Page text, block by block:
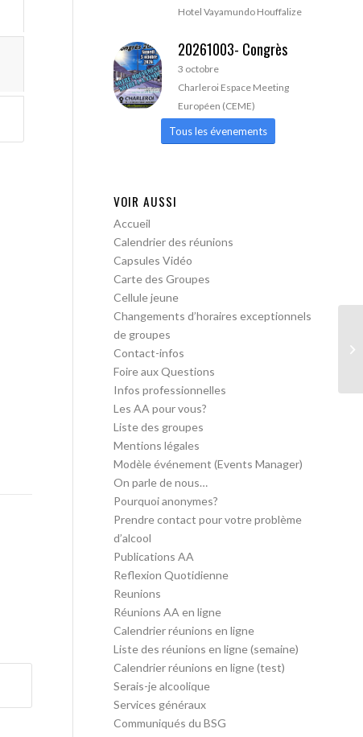
Hotel Vayamundo Houffalize
20261003- Congrès
3 octobre
Charleroi Espace Meeting
Européen (CEME)
Tous les évenements
VOIR AUSSI
Accueil
Calendrier des réunions
Capsules Vidéo
Carte des Groupes
Cellule jeune
Changements d’horaires exceptionnels
de groupes
Contact-infos
Foire aux Questions
Infos professionnelles
Les AA pour vous?
Liste des groupes
Mentions légales
Modèle événement (Events Manager)
On parle de nous…
Pourquoi anonymes?
Prendre contact pour votre problème
d’alcool
Publications AA
Reflexion Quotidienne
Reunions
Réunions AA en ligne
Calendrier réunions en ligne
Liste des réunions en ligne (semaine)
Calendrier réunions en ligne (test)
Serais-je alcoolique
Services généraux
Communiqués du BSG